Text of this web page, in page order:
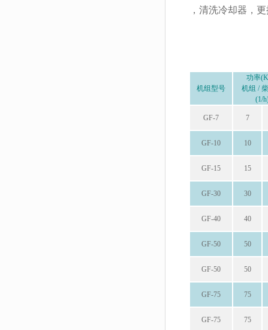
，清洗冷却器，更
机组型号
功率
机组 /
(1/
GF-7 7
GF-10 10
GF-15 15
GF-30 30
GF-40 40
GF-50 50
GF-50 50
GF-75 75
GF-75 75